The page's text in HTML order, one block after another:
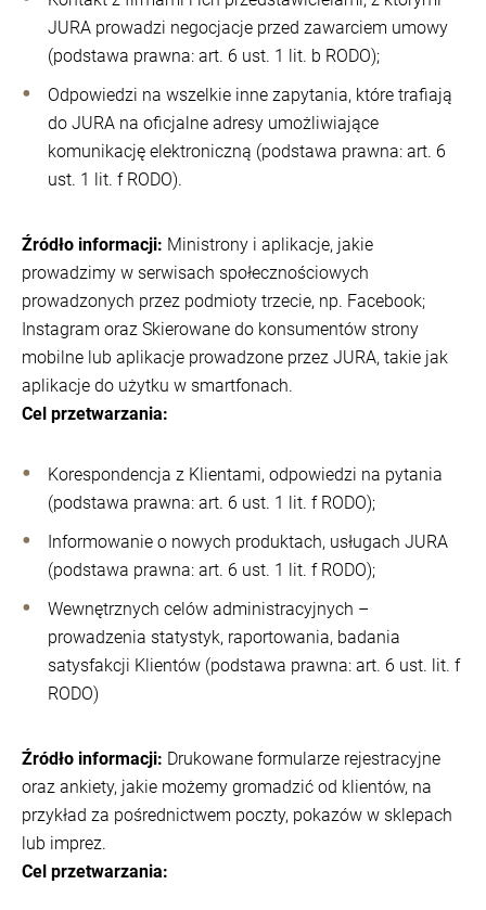
JURA prowadzi negocjacje przed zawarciem umowy
(podstawa prawna: art. 6 ust. 1 lit. b RODO);
Odpowiedzi na wszelkie inne zapytania, które trafiają
do JURA na oficjalne adresy umożliwiające
komunikację elektroniczną (podstawa prawna: art. 6
ust. 1 lit. f RODO).
Źródło informacji: Ministrony i aplikacje, jakie
prowadzimy w serwisach społecznościowych
prowadzonych przez podmioty trzecie, np. Facebook;
Instagram oraz Skierowane do konsumentów strony
mobilne lub aplikacje prowadzone przez JURA, takie jak
aplikacje do użytku w smartfonach.
Cel przetwarzania:
Korespondencja z Klientami, odpowiedzi na pytania
(podstawa prawna: art. 6 ust. 1 lit. f RODO);
Informowanie o nowych produktach, usługach JURA
(podstawa prawna: art. 6 ust. 1 lit. f RODO);
Wewnętrznych celów administracyjnych –
prowadzenia statystyk, raportowania, badania
satysfakcji Klientów (podstawa prawna: art. 6 ust. lit. f
RODO)
Źródło informacji: Drukowane formularze rejestracyjne
oraz ankiety, jakie możemy gromadzić od klientów, na
przykład za pośrednictwem poczty, pokazów w sklepach
lub imprez.
Cel przetwarzania: